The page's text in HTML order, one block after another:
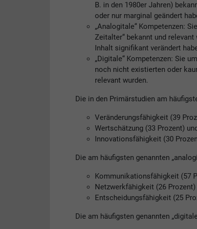
B. in den 1980er Jahren)
oder nur marginal geändert
„Analogitale“ Kompetenzen:
Zeitalter“ bekannt und
Inhalt signifikant verändert
„Digitale“ Kompetenzen: Sie
noch nicht existierten oder
relevant wurden.
Die in den Primärstudien am
Veränderungsfähigkeit (39
Wertschätzung (33 Prozent) und
Innovationsfähigkeit (30
Die am häufigsten genannten
Kommunikationsfähigkeit (57
Netzwerkfähigkeit (26 Prozent)
Entscheidungsfähigkeit (25
Die am häufigsten genannten